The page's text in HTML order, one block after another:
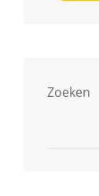
Zoeken